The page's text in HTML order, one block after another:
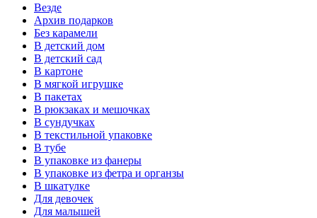
Везде
Архив подарков
Без карамели
В детский дом
В детский сад
В картоне
В мягкой игрушке
В пакетах
В рюкзаках и мешочках
В сундучках
В текстильной упаковке
В тубе
В упаковке из фанеры
В упаковке из фетра и органзы
В шкатулке
Для девочек
Для малышей